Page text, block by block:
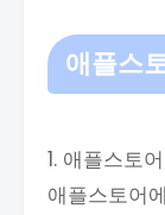
애플스
1. 애플스토
애플스토어